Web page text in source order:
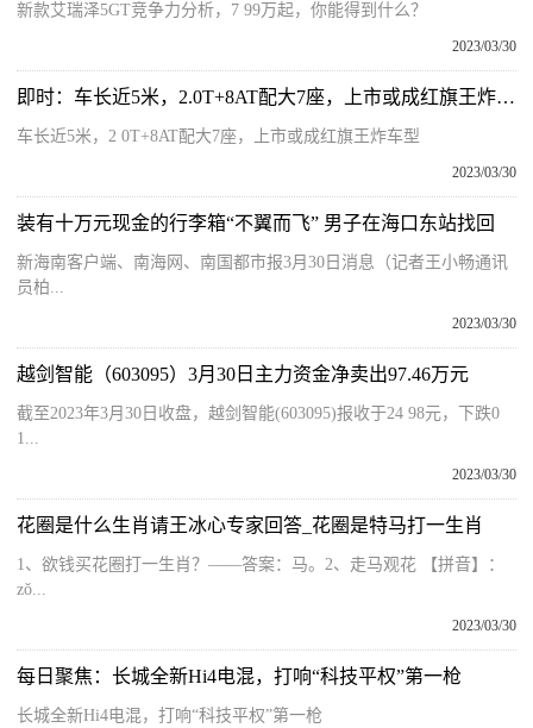
新款艾瑞泽5GT竞争力分析，7 99万起，你能得到什么？
2023/03/30
即时：车长近5米，2.0T+8AT配大7座，上市或成红旗王炸车型
车长近5米，2 0T+8AT配大7座，上市或成红旗王炸车型
2023/03/30
装有十万元现金的行李箱“不翼而飞” 男子在海口东站找回
新海南客户端、南海网、南国都市报3月30日消息（记者王小畅通讯
员柏...
2023/03/30
越剑智能（603095）3月30日主力资金净卖出97.46万元
截至2023年3月30日收盘，越剑智能(603095)报收于24 98元，下跌0
1...
2023/03/30
花圈是什么生肖请王冰心专家回答_花圈是特马打一生肖
1、欲钱买花圈打一生肖？——答案：马。2、走马观花 【拼音】：
zǒ...
2023/03/30
每日聚焦：长城全新Hi4电混，打响“科技平权”第一枪
长城全新Hi4电混，打响“科技平权”第一枪